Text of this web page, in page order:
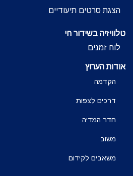
הצגת סרטים תיעודיים
טלוויזיה בשידור חי
לוח זמנים
אודות הערוץ
הקדמה
דרכים לצפות
חדר המדיה
משוב
משאבים לקידום